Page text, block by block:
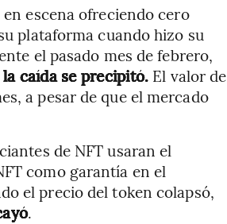
escena ofreciendo cero
plataforma cuando hizo su
el pasado mes de febrero,
caída se precipitó. El valor de
a pesar de que el mercado
de NFT usaran el
como garantía en el
el precio del token colapsó,
.